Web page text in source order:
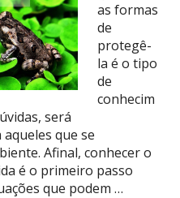
as formas
de
protegê-
la é o tipo
de
conhecim
será
que se
Afinal, conhecer o
é o primeiro passo
que podem …